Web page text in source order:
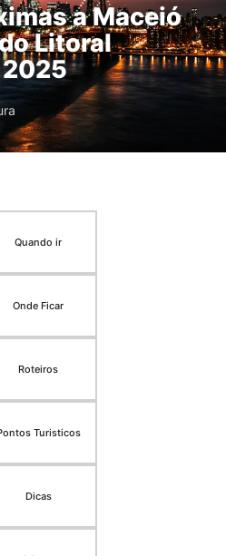
a Maceió
Litoral
Quando ir
Onde Ficar
Roteiros
Turisticos
Dicas